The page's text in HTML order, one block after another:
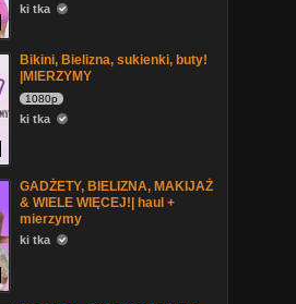
ki tka
Bikini, Bielizna, sukienki, buty!
|MIERZYMY
1080p
ki tka
GADŻETY, BIELIZNA, MAKIJAŻ
& WIELE WIĘCEJ!| haul +
mierzymy
ki tka